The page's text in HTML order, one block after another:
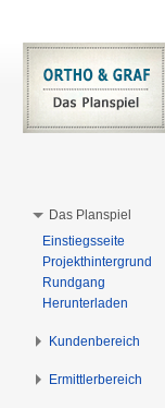
Das Planspiel
Einstiegsseite
Projekthintergrund
Rundgang
Herunterladen
Kundenbereich
Ermittlerbereich